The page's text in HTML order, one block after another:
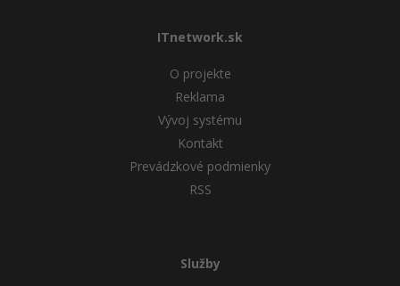
ITnetwork.sk
O projekte
Reklama
Vývoj systému
Kontakt
Prevádzkové podmienky
RSS
Služby